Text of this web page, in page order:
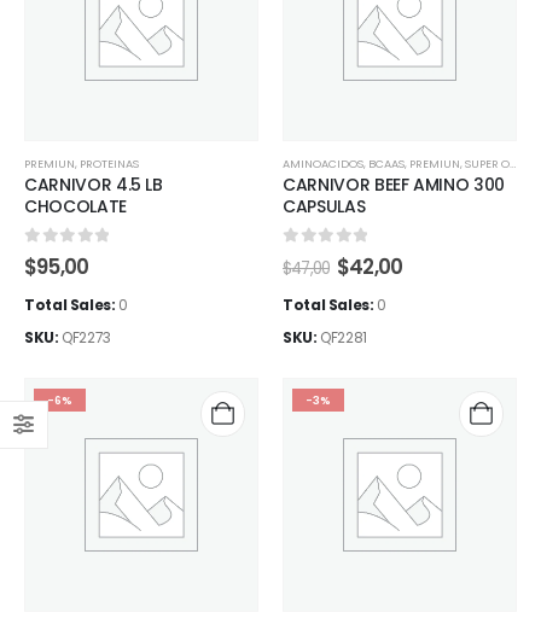
PREMIUN, PROTEINAS
CARNIVOR 4.5 LB
CHOCOLATE
0out of 5
$95,00
Total Sales: 0
SKU: QF2273
AMINOACIDOS, BCAAS, PREMIUN,SUPER OFERTAS
CARNIVOR BEEF AMINO 300
CAPSULAS
0 out of 5
$47,00 El
precio
original
$47,00.
$42,00El
Total Sales: 0
SKU: QF2281
-6% -3%